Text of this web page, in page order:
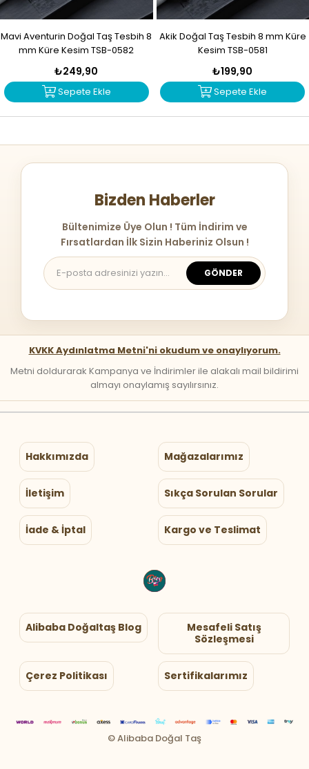
Mavi Aventurin Doğal Taş Tesbih 8
mm Küre Kesim TSB-0582
₺249,90
Sepete Ekle
Akik Doğal Taş Tesbih 8 mm Küre
Kesim TSB-0581
₺199,90
Sepete Ekle
Bizden Haberler
Bültenimize Üye Olun ! Tüm İndirim ve
Fırsatlardan İlk Sizin Haberiniz Olsun !
GÖNDER
KVKK Aydınlatma Metni'ni okudum ve onaylıyorum.
Metni doldurarak Kampanya ve İndirimler ile alakalı mail bildirimi
almayı onaylamış sayılırsınız.
Hakkımızda Mağazalarımız
İletişim Sıkça Sorulan Sorular
İade & İptal Kargo ve Teslimat
Alibaba Doğaltaş Blog
Mesafeli Satış
Sözleşmesi
Çerez Politikası Sertifikalarımız